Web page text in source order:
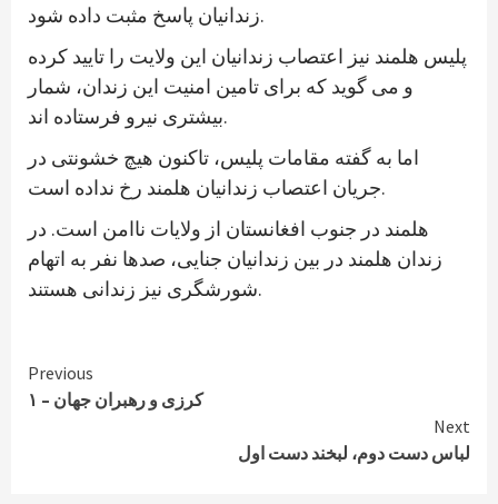
زندانیان پاسخ مثبت داده شود.
پلیس هلمند نیز اعتصاب زندانیان این ولایت را تایید کرده
و می گوید که برای تامین امنیت این زندان، شمار
بیشتری نیرو فرستاده اند.
اما به گفته مقامات پلیس، تاکنون هیچ خشونتی در
جریان اعتصاب زندانیان هلمند رخ نداده است.
هلمند در جنوب افغانستان از ولایات ناامن است. در
زندان هلمند در بین زندانیان جنایی، صدها نفر به اتهام
شورشگری نیز زندانی هستند.
Continue
Reading
Previous
کرزی و رهبران جهان – ۱
Next
لباس دست دوم، لبخند دست اول